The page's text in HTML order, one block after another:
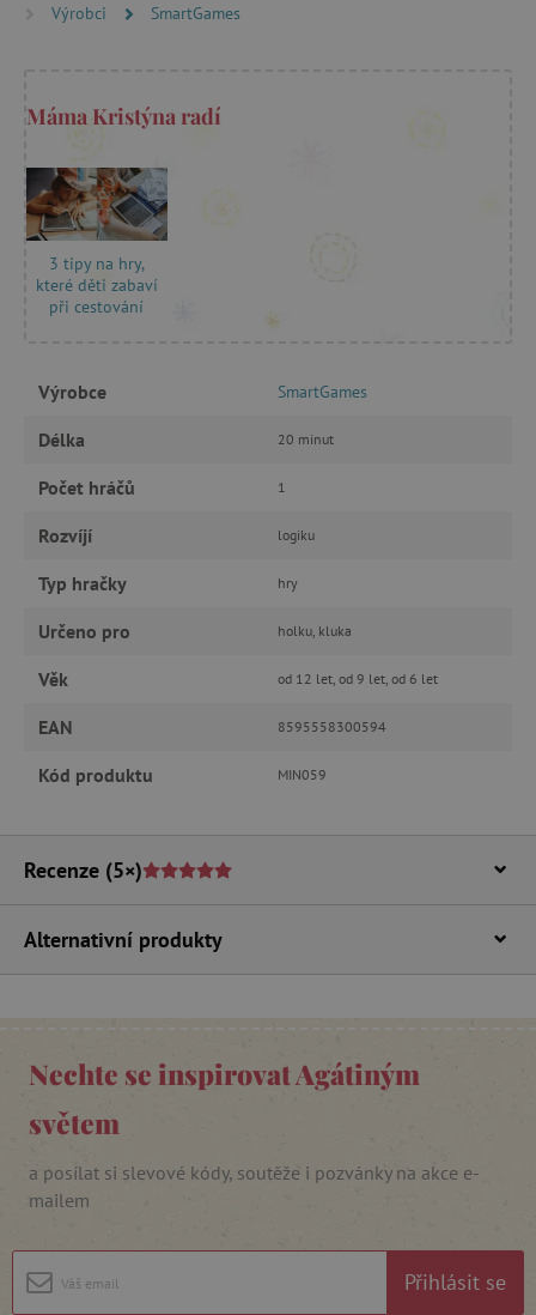
Výrobci
SmartGames
Máma Kristýna radí
3 tipy na hry,
které děti zabaví
při cestování
Výrobce SmartGames
Délka 20 minut
Počet hráčů 1
Rozvíjí logiku
Typ hračky hry
Určeno pro holku, kluka
Věk od 12 let, od 9 let, od 6 let
EAN 8595558300594
Kód produktu MIN059
Recenze (5×)
Alternativní produkty
Nechte se inspirovat Agátiným
světem
a posílat si slevové kódy, soutěže i pozvánky na akce e-
mailem
Přihlásit se
Analytické cookies
Nezbytně nutné soubory cookie umožňují
základní funkce webových stránek, jako je
přihlášení uživatele a správa účtu. Webové
stránky nelze bez nezbytně nutných souborů
Google Privacy Policy